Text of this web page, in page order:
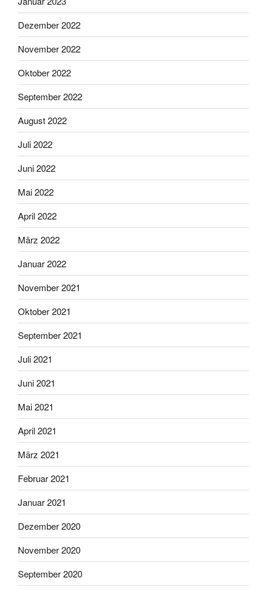
Dezember 2022
November 2022
Oktober 2022
September 2022
August 2022
Juli 2022
Juni 2022
Mai 2022
April 2022
März 2022
Januar 2022
November 2021
Oktober 2021
September 2021
Juli 2021
Juni 2021
Mai 2021
April 2021
März 2021
Februar 2021
Januar 2021
Dezember 2020
November 2020
September 2020